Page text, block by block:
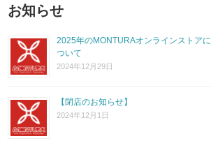
お知らせ
2025年のMONTURAオンラインストアに
ついて
2024年12月29日
【閉店のお知らせ】
2024年12月1日